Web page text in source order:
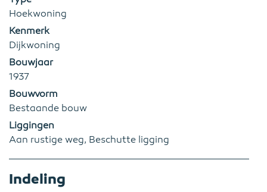
Hoekwoning
Kenmerk
Dijkwoning
Bouwjaar
1937
Bouwvorm
Bestaande bouw
Liggingen
Aan rustige weg, Beschutte ligging
Indeling